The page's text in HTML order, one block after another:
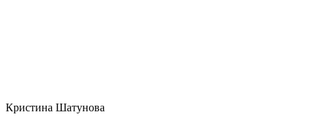
Кристина Шатунова